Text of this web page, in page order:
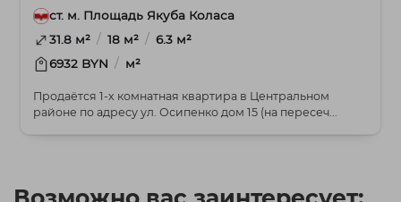
ст. м. Площадь Якуба Коласа
31.8 м² / 18 м² / 6.3 м²
6932 BYN / м²
Продаётся 1-х комнатная квартира в Центральном
районе по адресу ул. Осипенко дом 15 (на пересеч...